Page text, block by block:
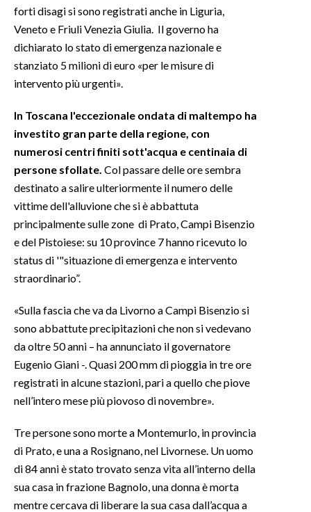
SARDI NEL MONDO
NOTIZIE
EVENTI
#CARAUNIONE
INSULARITÀ
INFO AZIENDE
ANNUNCI
NECROLOGI
PUBBLICITÀ
SPIAGGE
STORE
forti disagi si sono registrati anche in Liguria,
Veneto e Friuli Venezia Giulia. Il governo ha
dichiarato lo stato di emergenza nazionale e
stanziato 5 milioni di euro «per le misure di
intervento più urgenti».
In Toscana l'eccezionale ondata di maltempo ha
investito gran parte della regione, con
numerosi centri finiti sott'acqua e centinaia di
persone sfollate. Col passare delle ore sembra
destinato a salire ulteriormente il numero delle
vittime dell'alluvione che si è abbattuta
principalmente sulle zone di Prato, Campi Bisenzio
e del Pistoiese: su 10 province 7 hanno ricevuto lo
status di '"situazione di emergenza e intervento
straordinario”.
«Sulla fascia che va da Livorno a Campi Bisenzio si
sono abbattute precipitazioni che non si vedevano
da oltre 50 anni – ha annunciato il governatore
Eugenio Giani -. Quasi 200 mm di pioggia in tre ore
registrati in alcune stazioni, pari a quello che piove
nell’intero mese più piovoso di novembre».
Tre persone sono morte a Montemurlo, in provincia
di Prato, e una a Rosignano, nel Livornese. Un uomo
di 84 anni è stato trovato senza vita all’interno della
sua casa in frazione Bagnolo, una donna è morta
mentre cercava di liberare la sua casa dall’acqua a